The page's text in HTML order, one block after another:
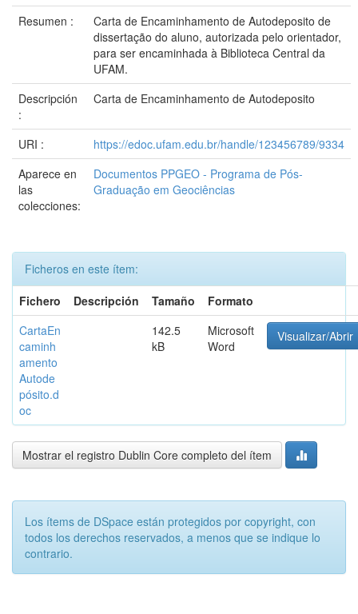
Resumen :
Carta de Encaminhamento de Autodeposito de
dissertação do aluno, autorizada pelo orientador,
para ser encaminhada à Biblioteca Central da
UFAM.
Descripción
:
Carta de Encaminhamento de Autodeposito
URI :
https://edoc.ufam.edu.br/handle/123456789/9334
Aparece en
las
colecciones:
Documentos PPGEO - Programa de Pós-
Graduação em Geociências
Ficheros en este ítem:
Fichero
Descripción Tamaño
Formato
CartaEn
caminh
amento
Autode
pósito.d
oc
142.5
kB
Microsoft
Word
Visualizar/Abrir
Mostrar el registro Dublin Core completo del ítem
Los ítems de DSpace están protegidos por copyright, con
todos los derechos reservados, a menos que se indique lo
contrario.